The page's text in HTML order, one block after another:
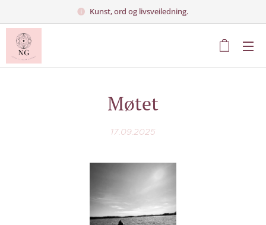
Kunst, ord og livsveiledning.
Møtet
17.09.2025